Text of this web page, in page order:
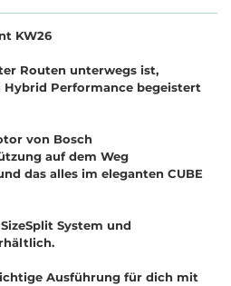
KW26
Routen unterwegs ist,
Performance begeistert
von Bosch
auf dem Weg
das alles im eleganten CUBE
System und
Ausführung für dich mit